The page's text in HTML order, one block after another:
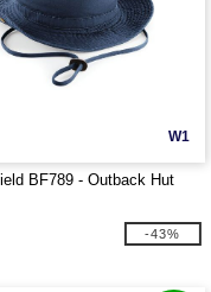
W1
BF789 - Outback Hut
-43%